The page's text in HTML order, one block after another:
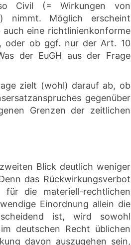
Civil (= Wirkungen von
nimmt. Möglich erscheint
eine richtlinienkonforme
oder ob ggf. nur der Art. 10
der EuGH aus der Frage
zielt (wohl) darauf ab, ob
gegenüber
Grenzen der zeitlichen
Blick deutlich weniger
das Rückwirkungsverbot
die materiell-rechtlichen
Einordnung allein die
ist, wird sowohl
deutschen Recht üblichen
davon auszugehen sein,